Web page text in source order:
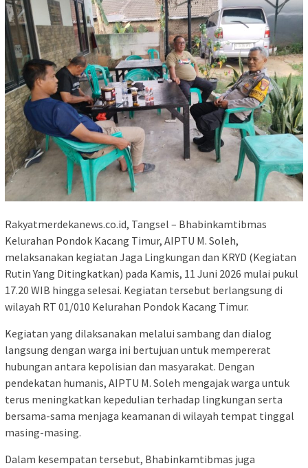
Rakyatmerdekanews.co.id, Tangsel – Bhabinkamtibmas
Kelurahan Pondok Kacang Timur, AIPTU M. Soleh,
melaksanakan kegiatan Jaga Lingkungan dan KRYD (Kegiatan
Rutin Yang Ditingkatkan) pada Kamis, 11 Juni 2026 mulai pukul
17.20 WIB hingga selesai. Kegiatan tersebut berlangsung di
wilayah RT 01/010 Kelurahan Pondok Kacang Timur.
Kegiatan yang dilaksanakan melalui sambang dan dialog
langsung dengan warga ini bertujuan untuk mempererat
hubungan antara kepolisian dan masyarakat. Dengan
pendekatan humanis, AIPTU M. Soleh mengajak warga untuk
terus meningkatkan kepedulian terhadap lingkungan serta
bersama-sama menjaga keamanan di wilayah tempat tinggal
masing-masing.
Dalam kesempatan tersebut, Bhabinkamtibmas juga